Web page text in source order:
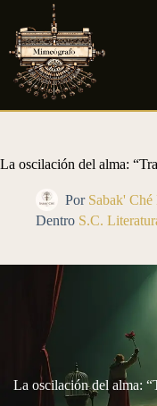
contenido
La oscilación del alma:
Por Sabak'
Dentro S.C.
La oscilación del alma: